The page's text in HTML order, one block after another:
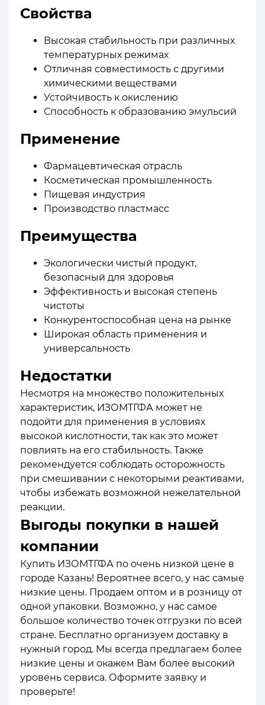
Свойства
Высокая стабильность при различных
температурных режимах
Отличная совместимость с другими
химическими веществами
Устойчивость к окислению
Способность к образованию эмульсий
Применение
Фармацевтическая отрасль
Косметическая промышленность
Пищевая индустрия
Производство пластмасс
Преимущества
Экологически чистый продукт,
безопасный для здоровья
Эффективность и высокая степень
чистоты
Конкурентоспособная цена на рынке
Широкая область применения и
универсальность
Недостатки
Несмотря на множество положительных
характеристик, ИЗОМТГФА может не
подойти для применения в условиях
высокой кислотности, так как это может
повлиять на его стабильность. Также
рекомендуется соблюдать осторожность
при смешивании с некоторыми реактивами,
чтобы избежать возможной нежелательной
реакции.
Выгоды покупки в нашей
компании
Купить ИЗОМТГФА по очень низкой цене в
городе Казань! Вероятнее всего, у нас самые
низкие цены. Продаем оптом и в розницу от
одной упаковки. Возможно, у нас самое
большое количество точек отгрузки по всей
стране. Бесплатно организуем доставку в
нужный город. Мы всегда предлагаем более
низкие цены и окажем Вам более высокий
уровень сервиса. Оформите заявку и
проверьте!